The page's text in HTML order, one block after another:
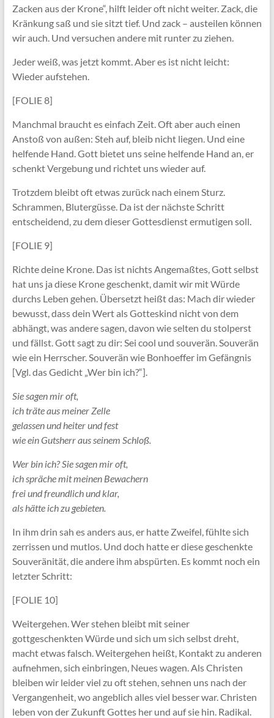
Zacken aus der Krone“, hilft leider oft nicht weiter. Zack, die
Kränkung saß und sie sitzt tief. Und zack – austeilen können
wir auch. Und versuchen andere mit runter zu ziehen.
Jeder weiß, was jetzt kommt. Aber es ist nicht leicht:
Wieder aufstehen.
[FOLIE 8]
Manchmal braucht es einfach Zeit. Oft aber auch einen
Anstoß von außen: Steh auf, bleib nicht liegen. Und eine
helfende Hand. Gott bietet uns seine helfende Hand an, er
schenkt Vergebung und richtet uns wieder auf.
Trotzdem bleibt oft etwas zurück nach einem Sturz.
Schrammen, Blutergüsse. Da ist der nächste Schritt
entscheidend, zu dem dieser Gottesdienst ermutigen soll.
[FOLIE 9]
Richte deine Krone. Das ist nichts Angemaßtes, Gott selbst
hat uns ja diese Krone geschenkt, damit wir mit Würde
durchs Leben gehen. Übersetzt heißt das: Mach dir wieder
bewusst, dass dein Wert als Gotteskind nicht von dem
abhängt, was andere sagen, davon wie selten du stolperst
und fällst. Gott sagt zu dir: Sei cool und souverän. Souverän
wie ein Herrscher. Souverän wie Bonhoeffer im Gefängnis
[Vgl. das Gedicht „Wer bin ich?“].
Sie sagen mir oft,
ich träte aus meiner Zelle
gelassen und heiter und fest
wie ein Gutsherr aus seinem Schloß.
Wer bin ich? Sie sagen mir oft,
ich spräche mit meinen Bewachern
frei und freundlich und klar,
als hätte ich zu gebieten.
In ihm drin sah es anders aus, er hatte Zweifel, fühlte sich
zerrissen und mutlos. Und doch hatte er diese geschenkte
Souveränität, die andere ihm abspürten. Es kommt noch ein
letzter Schritt:
[FOLIE 10]
Weitergehen. Wer stehen bleibt mit seiner
gottgeschenkten Würde und sich um sich selbst dreht,
macht etwas falsch. Weitergehen heißt, Kontakt zu anderen
aufnehmen, sich einbringen, Neues wagen. Als Christen
bleiben wir leider viel zu oft stehen, sehnen uns nach der
Vergangenheit, wo angeblich alles viel besser war. Christen
leben von der Zukunft Gottes her und auf sie hin. Radikal.